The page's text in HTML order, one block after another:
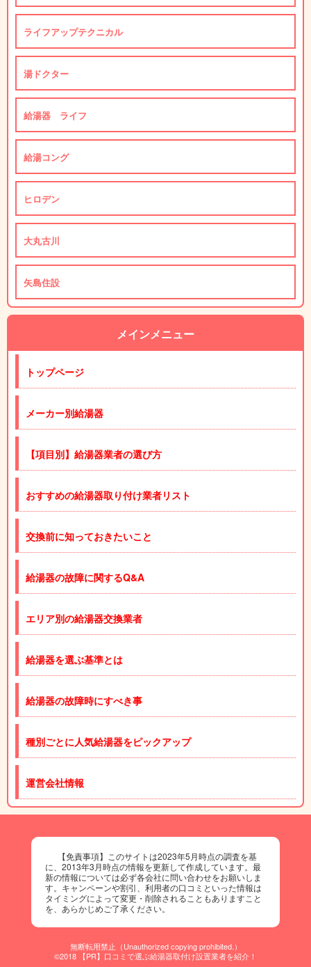
ライフアップテクニカル
湯ドクター
給湯器 ライフ
給湯コング
ヒロデン
大丸古川
矢島住設
メインメニュー
トップページ
メーカー別給湯器
【項目別】給湯器業者の選び方
おすすめの給湯器取り付け業者リスト
交換前に知っておきたいこと
給湯器の故障に関するQ&A
エリア別の給湯器交換業者
給湯器を選ぶ基準とは
給湯器の故障時にすべき事
種別ごとに人気給湯器をピックアップ
運営会社情報
【免責事項】このサイトは2023年5月時点の調査を基
に、2013年3月時点の情報を更新して作成しています。最
新の情報については必ず各会社に問い合わせをお願いしま
す。キャンペーンや割引、利用者の口コミといった情報は
タイミングによって変更・削除されることもありますこと
を、あらかじめご了承ください。
無断転用禁止（Unauthorized copying prohibited.）
©2018 【PR】口コミで選ぶ給湯器取付け設置業者を紹介！